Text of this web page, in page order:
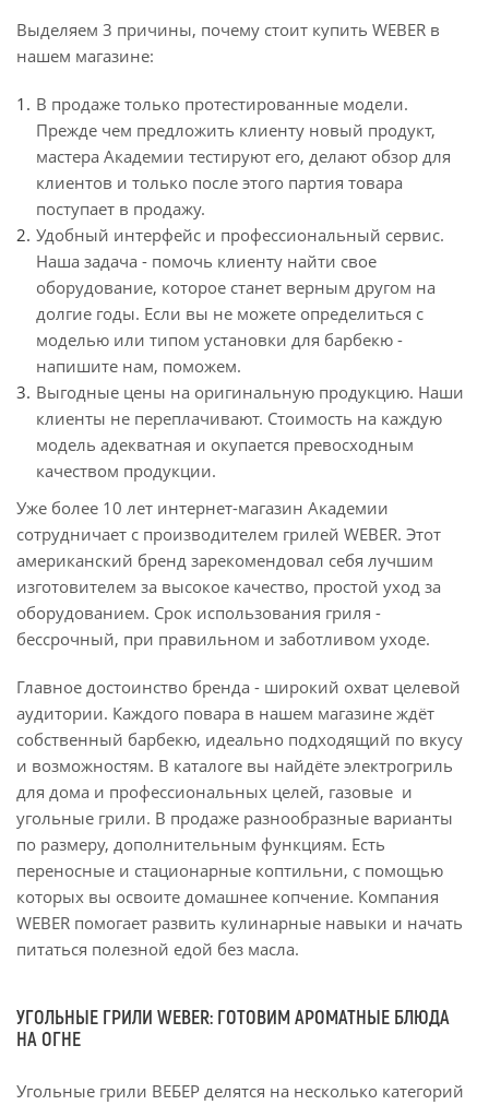
Выделяем 3 причины, почему стоит купить WEBER в
нашем магазине:
В продаже только протестированные модели.
Прежде чем предложить клиенту новый продукт,
мастера Академии тестируют его, делают обзор для
клиентов и только после этого партия товара
поступает в продажу.
‎Удобный интерфейс и профессиональный сервис.
Наша задача - помочь клиенту найти свое
оборудование, которое станет верным другом на
долгие годы. Если вы не можете определиться с
моделью или типом установки для барбекю -
напишите нам, поможем.
‎Выгодные цены на оригинальную продукцию. Наши
клиенты не переплачивают. Стоимость на каждую
модель адекватная и окупается превосходным
качеством продукции.
Уже более 10 лет интернет-магазин Академии
сотрудничает с производителем грилей WEBER. Этот
американский бренд зарекомендовал себя лучшим
изготовителем за высокое качество, простой уход за
оборудованием. Срок использования гриля -
бессрочный, при правильном и заботливом уходе.
Главное достоинство бренда - широкий охват целевой
аудитории. Каждого повара в нашем магазине ждёт
собственный барбекю, идеально подходящий по вкусу
и возможностям. В каталоге вы найдёте электрогриль
для дома и профессиональных целей, газовые и
угольные грили. В продаже разнообразные варианты
по размеру, дополнительным функциям. Есть
переносные и стационарные коптильни, с помощью
которых вы освоите домашнее копчение. Компания
WEBER помогает развить кулинарные навыки и начать
питаться полезной едой без масла.
УГОЛЬНЫЕ ГРИЛИ WEBER: ГОТОВИМ АРОМАТНЫЕ БЛЮДА
НА ОГНЕ
Угольные грили ВЕБЕР делятся на несколько категорий